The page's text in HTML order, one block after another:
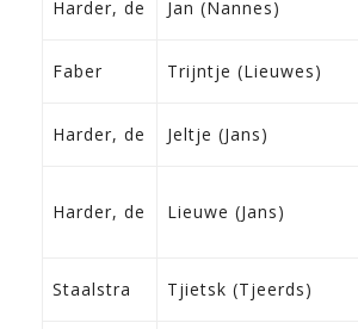
Harder, de Jan (Nannes)
Faber Trijntje (Lieuwes)
Harder, de Jeltje (Jans)
Harder, de Lieuwe (Jans)
Staalstra Tjietsk (Tjeerds)